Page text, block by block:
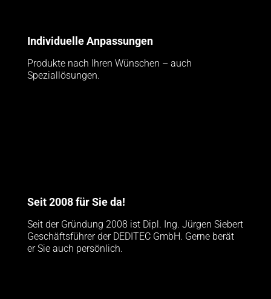
Individuelle Anpassungen
Produkte nach Ihren Wünschen – auch
Speziallösungen.
Seit 2008 für Sie da!
Seit der Gründung 2008 ist Dipl. Ing. Jürgen Siebert
Geschäftsführer der DEDITEC GmbH. Gerne berät
er Sie auch persönlich.